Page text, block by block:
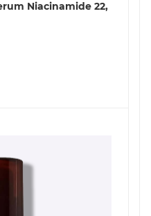
Niacinamide 22,